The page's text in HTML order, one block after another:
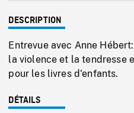
DESCRIPTION
Entrevue avec Anne
la violence et la tendresse
pour les livres d'enfants.
DÉTAILS